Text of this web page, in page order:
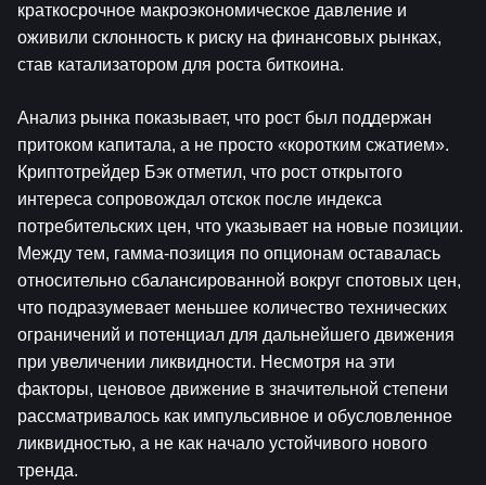
краткосрочное макроэкономическое давление и
оживили склонность к риску на финансовых рынках,
став катализатором для роста биткоина.
Анализ рынка показывает, что рост был поддержан
притоком капитала, а не просто «коротким сжатием».
Криптотрейдер Бэк отметил, что рост открытого
интереса сопровождал отскок после индекса
потребительских цен, что указывает на новые позиции.
Между тем, гамма-позиция по опционам оставалась
относительно сбалансированной вокруг спотовых цен,
что подразумевает меньшее количество технических
ограничений и потенциал для дальнейшего движения
при увеличении ликвидности. Несмотря на эти
факторы, ценовое движение в значительной степени
рассматривалось как импульсивное и обусловленное
ликвидностью, а не как начало устойчивого нового
тренда.